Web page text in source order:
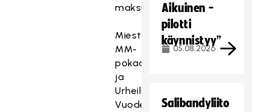
maksukortit.
Miesten
MM-
pokaali
ja
Urheilugaalassa
Vuoden
Aikuinen -
pilotti
käynnistyy”
05.08.2026
Salibandyliito